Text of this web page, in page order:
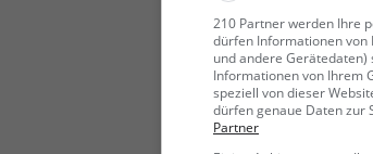
210 Partner werden Ihre
dürfen Informationen von
und andere
Informationen von Ihrem
speziell von dieser
dürfen genaue Daten zur
Partner